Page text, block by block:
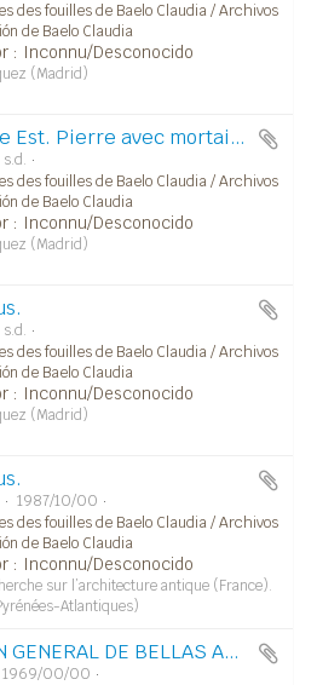
des fouilles de Baelo Claudia / Archivos
de Baelo Claudia
: Inconnu/Desconocido
(Madrid)
Belo. Porte Est. Pierre avec mortaise.
s.d.
des fouilles de Baelo Claudia / Archivos
de Baelo Claudia
: Inconnu/Desconocido
(Madrid)
s.d.
des fouilles de Baelo Claudia / Archivos
de Baelo Claudia
: Inconnu/Desconocido
(Madrid)
1987/10/00
des fouilles de Baelo Claudia / Archivos
de Baelo Claudia
: Inconnu/Desconocido
sur l’architecture antique (France).
Atlantiques)
DIRECCIÓN GENERAL DE BELLAS ARTES/CASA DE VELÁZQUEZ/EXCAVACIONES ARQUEOLÓGICAS/PROHIBIDO EL PASO.
1969/00/00